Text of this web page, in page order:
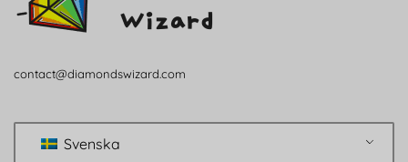
contact@diamondswizard.com
Svenska